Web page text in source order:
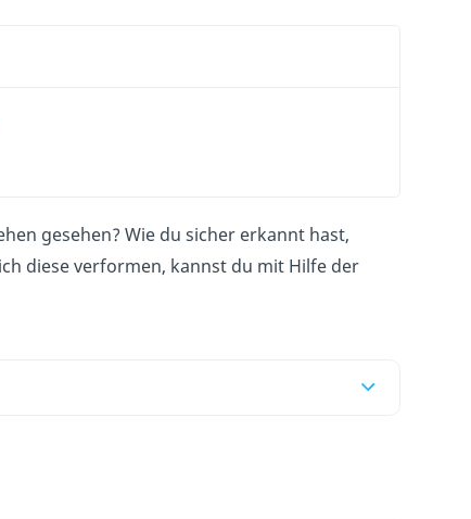
gesehen? Wie du sicher erkannt hast,
diese verformen, kannst du mit Hilfe der